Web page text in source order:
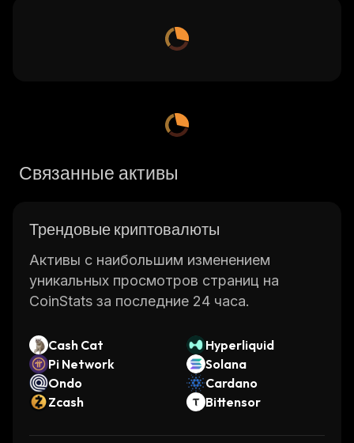
Связанные активы
Трендовые криптовалюты
Активы с наибольшим изменением
уникальных просмотров страниц на
CoinStats за последние 24 часа.
Cash Cat
Hyperliquid
Pi Network
Solana
Ondo
Cardano
Zcash
Bittensor